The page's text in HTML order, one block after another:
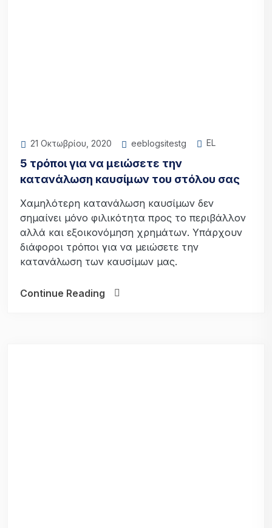
21 Οκτωβρίου, 2020 eeblogsitestg EL
5 τρόποι για να μειώσετε την
κατανάλωση καυσίμων του στόλου σας
Χαμηλότερη κατανάλωση καυσίμων δεν
σημαίνει μόνο φιλικότητα προς το περιβάλλον
αλλά και εξοικονόμηση χρημάτων. Υπάρχουν
διάφοροι τρόποι για να μειώσετε την
κατανάλωση των καυσίμων μας.
Continue Reading